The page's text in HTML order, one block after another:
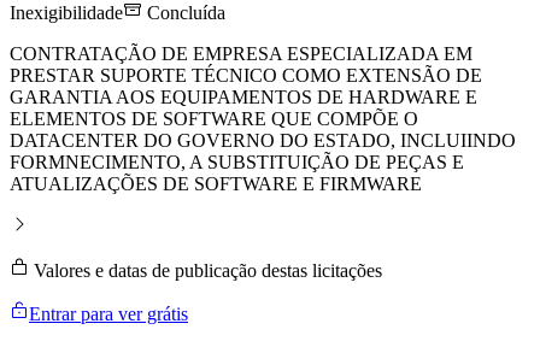
Inexigibilidade
Concluída
CONTRATAÇÃO DE EMPRESA ESPECIALIZADA EM
PRESTAR SUPORTE TÉCNICO COMO EXTENSÃO DE
GARANTIA AOS EQUIPAMENTOS DE HARDWARE E
ELEMENTOS DE SOFTWARE QUE COMPÕE O
DATACENTER DO GOVERNO DO ESTADO, INCLUIINDO
FORMNECIMENTO, A SUBSTITUIÇÃO DE PEÇAS E
ATUALIZAÇÕES DE SOFTWARE E FIRMWARE
Valores e datas de publicação destas licitações
Entrar para ver grátis